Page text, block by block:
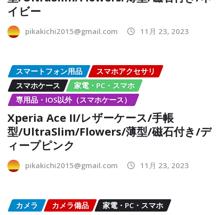
イビー
pikakichi2015@gmail.com 11月 23, 2023
スマートフォン用品
スマホアクセサリ
スマホケース
家電・PC・スマホ
専用品・IOS以外（スマホケース）
Xperia Ace II/レザーケース/手帳
型/UltraSlim/Flowers/薄型/磁石付き/デ
ィープピンク
pikakichi2015@gmail.com 11月 23, 2023
カメラ カメラ備品 家電・PC・スマホ